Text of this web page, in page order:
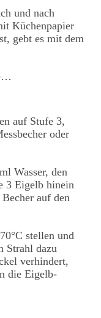
und nach
Küchenpapier
gebt es mit dem
auf Stufe 3,
oder
Wasser, den
3 Eigelb hinein
auf den
stellen und
Strahl dazu
verhindert,
die Eigelb-